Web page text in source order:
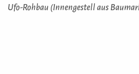
Ufo-Rohbau (Innengestell aus